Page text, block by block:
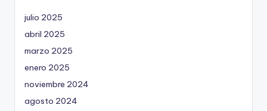
julio 2025
abril 2025
marzo 2025
enero 2025
noviembre 2024
agosto 2024